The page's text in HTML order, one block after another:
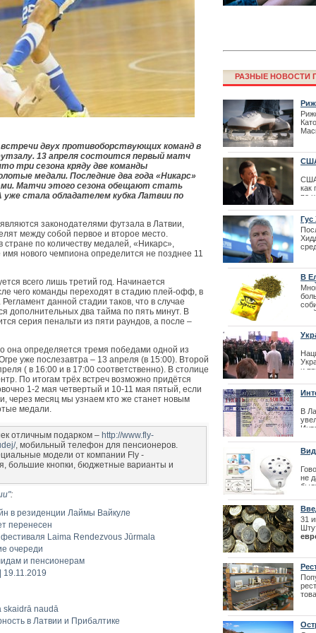
двух противоборствующих команд в
13 апреля состоится первый матч
три сезона кряду две команды
медали. Последние два года «Никарс»
Матчи этого сезона обещают стать
стала обладателем кубка Латвии по
законодателями футзала в Латвии,
между собой первое и второе место.
по количеству медалей, «Никарс»,
нового чемпиона определится не позднее 11
всего лишь третий год. Начинается
чего команды переходят в стадию плей-офф, в
данной стадии таков, что в случае
дополнительных два тайма по пять минут. В
серия пенальти из пяти раундов, а после –
она определяется тремя победами одной из
уже послезавтра – 13 апреля (в 15:00). Второй
( в 16:00 и в 17:00 соответственно). В столице
По итогам трёх встреч возможно придётся
1-2 мая четвертый и 10-11 мая пятый, если
через месяц мы узнаем кто же станет новым
медали.
отличным подарком – http://www.fly-
, мобильный телефон для пенсионеров.
модели от компании Fly -
большие кнопки, бюджетные варианты и
:
в резиденции Лаймы Вайкуле
перенесен
Laima Rendezvous Jūrmala
очереди
и пенсионерам
19.11.2019
skaidrā naudā
в Латвии и Прибалтике
Лайма
фестиваля
Бюро
очереди
РАЗНЫЕ НОВОСТИ
США
США
как
по
|
Гус
|
В
и
|
В
|
не
|
31